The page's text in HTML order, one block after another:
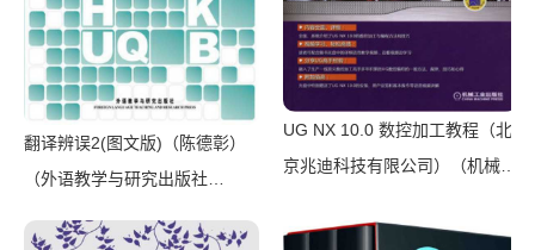
翻译辨误2(图文版)（陈德彰）
（外语教学与研究出版社
UG NX 10.0 数控加工教程（北
京兆迪科技有限公司）（机械工